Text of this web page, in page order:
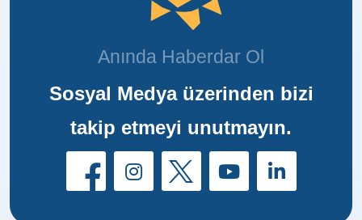
Anında Haberdar Ol
Sosyal Medya üzerinden bizi
takip etmeyi unutmayın.